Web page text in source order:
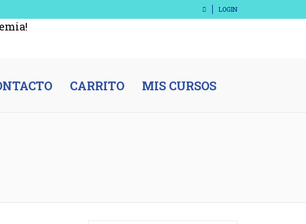
LOGIN
CARRITO MIS CURSOS